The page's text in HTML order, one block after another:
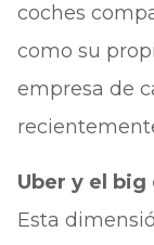
coches
como su
empresa de
Uber y el big
Esta